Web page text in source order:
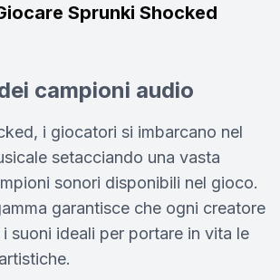
Sprunki Shocked
campioni audio
i giocatori si imbarcano nel
setacciando una vasta
sonori disponibili nel gioco.
garantisce che ogni creatore
suoni ideali per portare in vita le